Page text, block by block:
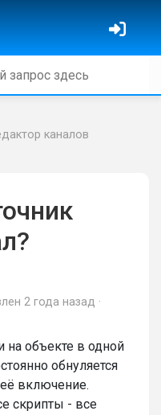
каналов
2 года назад
на объекте в одной
обнуляется
включение.
скрипты - все